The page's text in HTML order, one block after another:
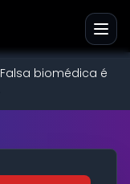
Falsa biomédica é